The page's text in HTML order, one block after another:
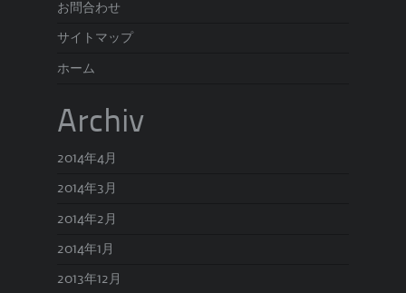
お問合わせ
サイトマップ
ホーム
Archiv
2014年4月
2014年3月
2014年2月
2014年1月
2013年12月